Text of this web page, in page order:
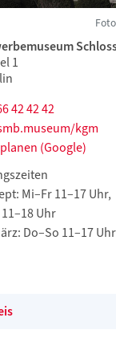
1
42 42 42
kgm
(Google)
Mi–Fr 11–17 Uhr,
Uhr
Do–So 11–17 Uhr